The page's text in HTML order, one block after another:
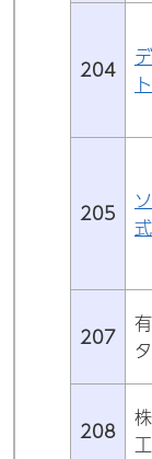
204
205
207
タ
208